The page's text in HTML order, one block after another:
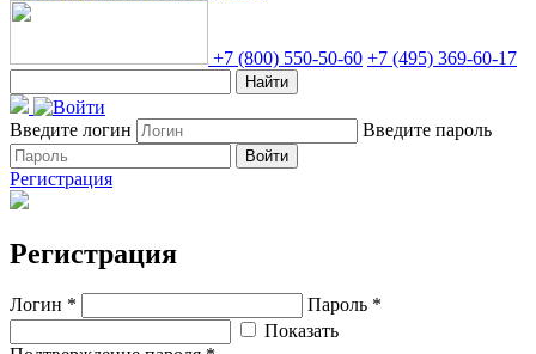
+7 (800) 550-50-60 +7 (495) 369-60-17
Найти
Введите логин Введите пароль
Войти
Регистрация
Регистрация
Логин *
Пароль *
Показать